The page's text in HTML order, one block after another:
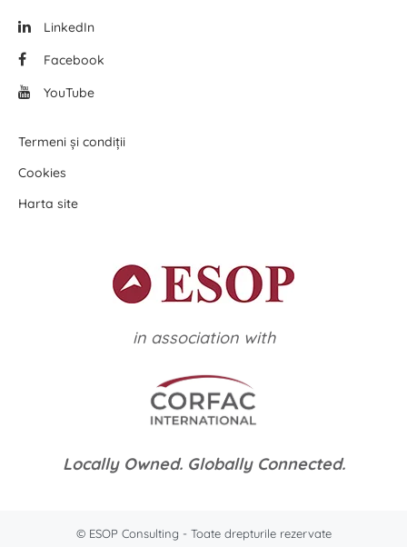
LinkedIn
Facebook
YouTube
Termeni și condiții
Cookies
Harta site
in association with
Locally Owned. Globally Connected.
© ESOP Consulting - Toate drepturile rezervate